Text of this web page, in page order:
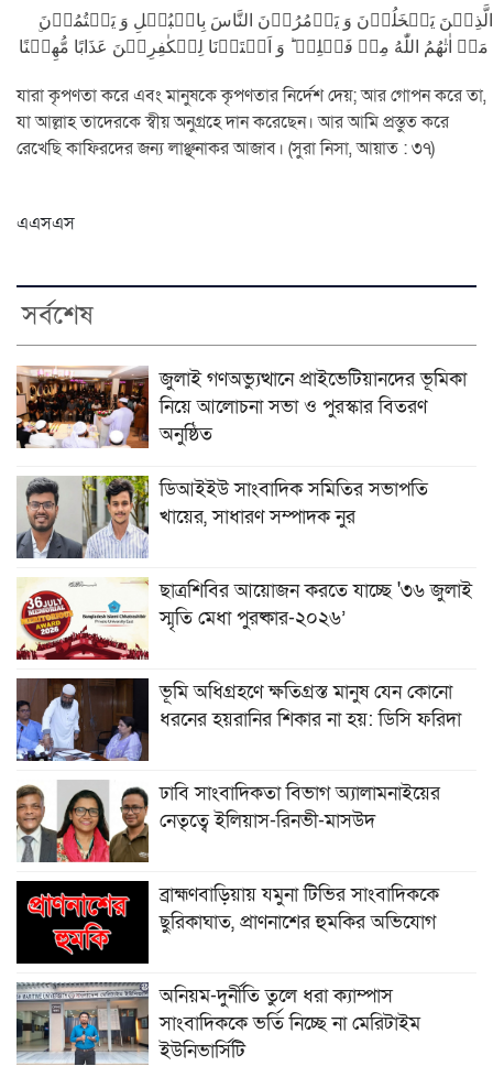
যারা কৃপণতা করে এবং মানুষকে কৃপণতার নির্দেশ দেয়; আর গোপন করে তা,
যা আল্লাহ তাদেরকে স্বীয় অনুগ্রহে দান করেছেন। আর আমি প্রস্তুত করে
রেখেছি কাফিরদের জন্য লাঞ্ছনাকর আজাব। (সুরা নিসা, আয়াত : ৩৭)
এএসএস
সর্বশেষ
জুলাই গণঅভ্যুত্থানে প্রাইভেটিয়ানদের ভূমিকা
নিয়ে আলোচনা সভা ও পুরস্কার বিতরণ
অনুষ্ঠিত
ডিআইইউ সাংবাদিক সমিতির সভাপতি
খায়ের, সাধারণ সম্পাদক নুর
ছাত্রশিবির আয়োজন করতে যাচ্ছে '৩৬ জুলাই
স্মৃতি মেধা পুরষ্কার-২০২৬’
ভূমি অধিগ্রহণে ক্ষতিগ্রস্ত মানুষ যেন কোনো
ধরনের হয়রানির শিকার না হয়: ডিসি ফরিদা
ঢাবি সাংবাদিকতা বিভাগ অ্যালামনাইয়ের
নেতৃত্বে ইলিয়াস-রিনভী-মাসউদ
ব্রাহ্মণবাড়িয়ায় যমুনা টিভির সাংবাদিককে
ছুরিকাঘাত, প্রাণনাশের হুমকির অভিযোগ
অনিয়ম-দুর্নীতি তুলে ধরা ক্যাম্পাস
সাংবাদিককে ভর্তি নিচ্ছে না মেরিটাইম
ইউনিভার্সিটি